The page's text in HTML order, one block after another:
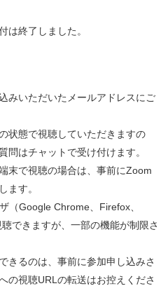
終了しました。
みいただいたメールアドレスにご
状態で視聴していただきますの
問はチャットで受け付けます。
末で視聴の場合は、事前にZoom
ます。
（Google Chrome、Firefox、
できますが、一部の機能が制限さ
きるのは、事前に参加申し込みさ
の視聴URLの転送はお控えくださ